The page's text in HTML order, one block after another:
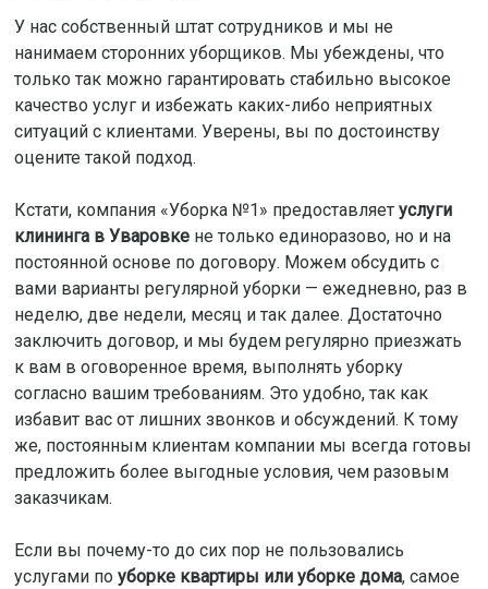
У нас собственный штат сотрудников и мы не
нанимаем сторонних уборщиков. Мы убеждены, что
только так можно гарантировать стабильно высокое
качество услуг и избежать каких-либо неприятных
ситуаций с клиентами. Уверены, вы по достоинству
оцените такой подход.
Кстати, компания «Уборка №1» предоставляет услуги
клининга в Уваровкене только единоразово, но и на
постоянной основе по договору. Можем обсудить с
вами варианты регулярной уборки — ежедневно, раз в
неделю, две недели, месяц и так далее. Достаточно
заключить договор, и мы будем регулярно приезжать
к вам в оговоренное время, выполнять уборку
согласно вашим требованиям. Это удобно, так как
избавит вас от лишних звонков и обсуждений. К тому
же, постоянным клиентам компании мы всегда готовы
предложить более выгодные условия, чем разовым
заказчикам.
Если вы почему-то до сих пор не пользовались
услугами по уборке квартиры или уборке дома, самое